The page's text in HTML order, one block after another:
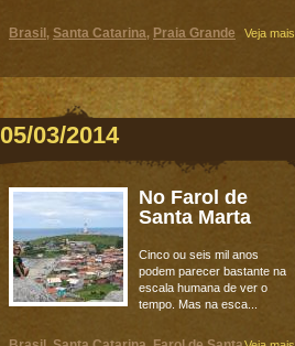
Veja mais
Brasil , Santa Catarina, Praia Grande
05/03/2014
No Farol de
Santa Marta
Cinco ou seis mil anos
podem parecer bastante na
escala humana de ver o
tempo. Mas na esca...